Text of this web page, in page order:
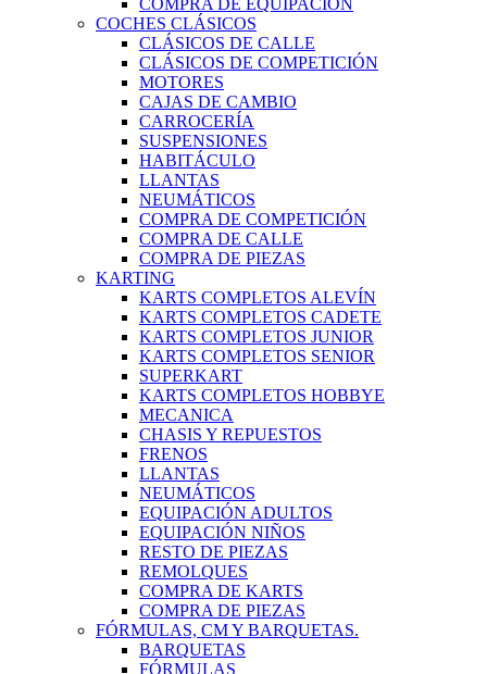
COMPRA DE EQUIPACIÓN
COCHES CLÁSICOS
CLÁSICOS DE CALLE
CLÁSICOS DE COMPETICIÓN
MOTORES
CAJAS DE CAMBIO
CARROCERÍA
SUSPENSIONES
HABITÁCULO
LLANTAS
NEUMÁTICOS
COMPRA DE COMPETICIÓN
COMPRA DE CALLE
COMPRA DE PIEZAS
KARTING
KARTS COMPLETOS ALEVÍN
KARTS COMPLETOS CADETE
KARTS COMPLETOS JUNIOR
KARTS COMPLETOS SENIOR
SUPERKART
KARTS COMPLETOS HOBBYE
MECANICA
CHASIS Y REPUESTOS
FRENOS
LLANTAS
NEUMÁTICOS
EQUIPACIÓN ADULTOS
EQUIPACIÓN NIÑOS
RESTO DE PIEZAS
REMOLQUES
COMPRA DE KARTS
COMPRA DE PIEZAS
FÓRMULAS, CM Y BARQUETAS.
BARQUETAS
FÓRMULAS